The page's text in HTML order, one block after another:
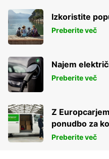
Izkoristite
Preberite več
Najem
Preberite več
Z
ponudbo za
Preberite več